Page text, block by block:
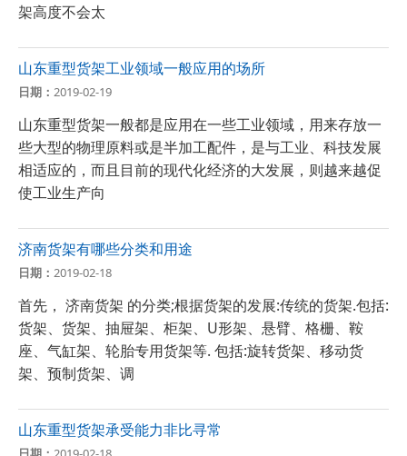
架高度不会太
山东重型货架工业领域一般应用的场所
日期： 2019-02-19
山东重型货架一般都是应用在一些工业领域，用来存放一
些大型的物理原料或是半加工配件，是与工业、科技发展
相适应的，而且目前的现代化经济的大发展，则越来越促
使工业生产向
济南货架有哪些分类和用途
日期： 2019-02-18
首先， 济南货架 的分类;根据货架的发展:传统的货架.包括:
货架、货架、抽屉架、柜架、U形架、悬臂、格栅、鞍
座、气缸架、轮胎专用货架等. 包括:旋转货架、移动货
架、预制货架、调
山东重型货架承受能力非比寻常